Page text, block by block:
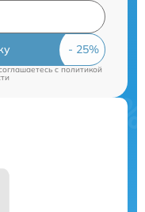
c политикой